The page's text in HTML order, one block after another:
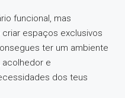
funcional, mas
espaços exclusivos
ter um ambiente
e
dos teus